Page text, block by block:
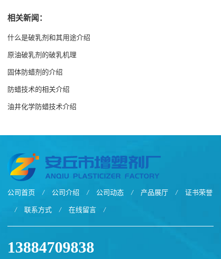
相关新闻：
什么是破乳剂和其用途介绍
原油破乳剂的破乳机理
固体防蜡剂的介绍
防蜡技术的相关介绍
油井化学防蜡技术介绍
公司首页 / 公司介绍 / 公司动态 / 产品展厅 / 证书荣誉
/ 联系方式 / 在线留言 /
13884709838